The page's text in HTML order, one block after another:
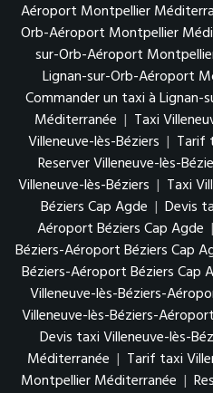
Aéroport Montpellier
Orb-Aéroport Montpellier
sur-Orb-Aéroport
Lignan-sur-Orb-Aéroport
Commander un taxi à
Méditerranée | Taxi
Villeneuve-lès-Béziers | Tarif
Reserver Villeneuve-lès-
Villeneuve-lès-Béziers | Taxi
Béziers Cap Agde | Devis
Aéroport Béziers Cap Agde |
Béziers-Aéroport Béziers Cap
Béziers-Aéroport Béziers Cap
Villeneuve-lès-Béziers-
Villeneuve-lès-Béziers-
Devis taxi Villeneuve-lès-
Méditerranée | Tarif taxi
Montpellier Méditerranée |